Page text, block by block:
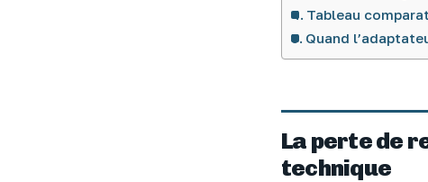
Tableau
Quand
La perte de
technique